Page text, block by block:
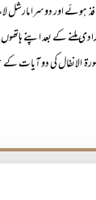
ہوئے اور دوسرا
ملنے کے بعد اپنے
الانفال کی دو